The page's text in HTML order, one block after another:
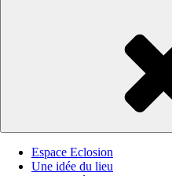
Espace Eclosion
Une idée du lieu